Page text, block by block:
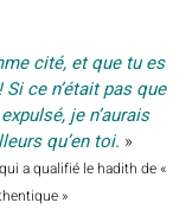
cité, et que tu es
ce n’était pas que
je n’aurais
qu’en toi. »
a qualifié le hadith de «
»